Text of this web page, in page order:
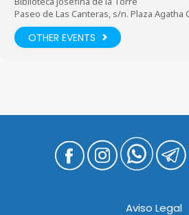
Paseo de Las Canteras, s/n. Plaza Agatha
OTHER EVENTS
Aviso Legal